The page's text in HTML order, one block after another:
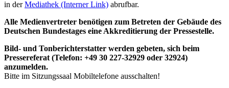
in derMediathek (Interner Link) abrufbar.
Alle Medienvertreter benötigen zum Betreten der Gebäude des
Deutschen Bundestages eine Akkreditierung der Pressestelle.
Bild- und Tonberichterstatter werden gebeten, sich beim
Pressereferat (Telefon: +49 30 227-32929 oder 32924)
anzumelden.
Bitte im Sitzungssaal Mobiltelefone ausschalten!